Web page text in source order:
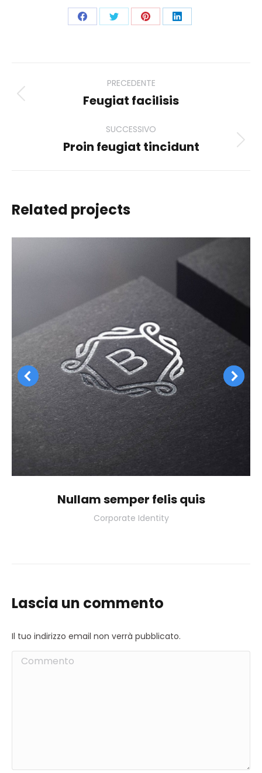
CondividiCondividiCondividiCondividi
navigation
PRECEDENTE
Previous
Feugiat facilisis
SUCCESSIVO
Next
Proin feugiat tincidunt
Related projects
Nullam semper felis quis
Corporate Identity
Lascia un commento
Il tuo indirizzo email non verrà pubblicato.
Commento